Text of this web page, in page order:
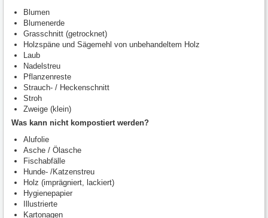
Blumen
Blumenerde
Grasschnitt (getrocknet)
Holzspäne und Sägemehl von unbehandeltem Holz
Laub
Nadelstreu
Pflanzenreste
Strauch- / Heckenschnitt
Stroh
Zweige (klein)
Was kann nicht kompostiert werden?
Alufolie
Asche / Ölasche
Fischabfälle
Hunde- /Katzenstreu
Holz (imprägniert, lackiert)
Hygienepapier
Illustrierte
Kartonagen